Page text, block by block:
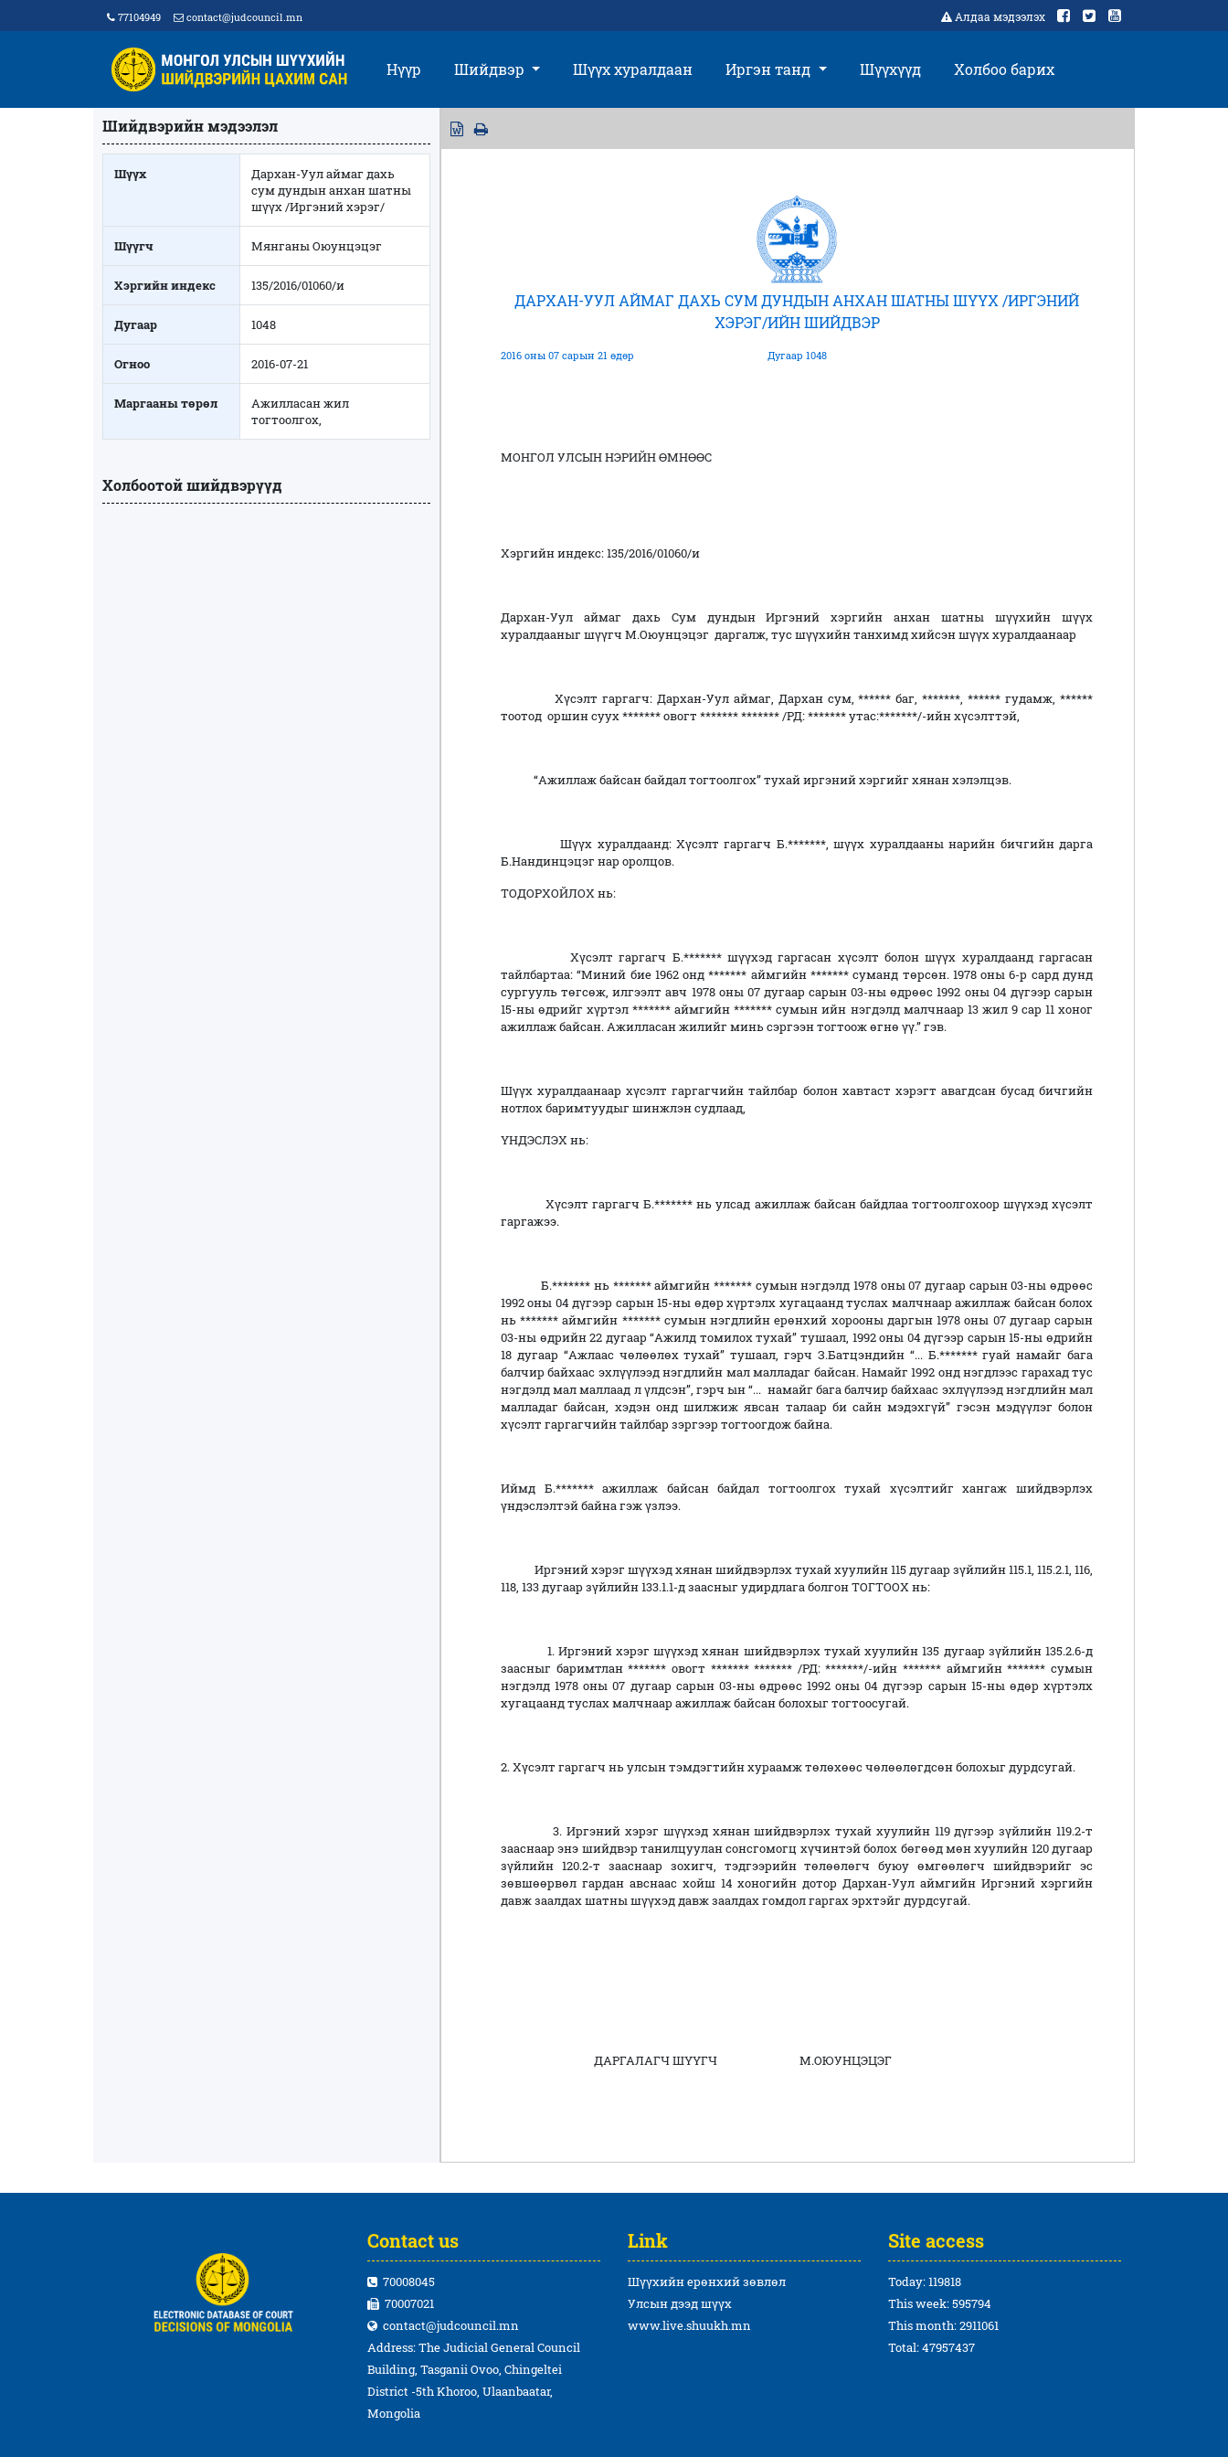
77104949 contact@judcouncil.mn Алдаа мэдээлэх
Нүүр Шийдвэр Шүүх хуралдаан Иргэн танд Шүүхүүд Холбоо барих
Шийдвэрийн мэдээлэл
Шүүх
Дархан-Уул аймаг дахь
сум дундын анхан шатны
шүүх /Иргэний хэрэг/
Шүүгч Мянганы Оюунцэцэг
Хэргийн индекс 135/2016/01060/и
Дугаар 1048
Огноо 2016-07-21
Маргааны төрөл
Ажилласан жил
тогтоолгох,
Холбоотой шийдвэрүүд
ДАРХАН-УУЛ АЙМАГ ДАХЬ СУМ ДУНДЫН АНХАН ШАТНЫ ШҮҮХ /ИРГЭНИЙ
ХЭРЭГ/ИЙН ШИЙДВЭР
2016 оны 07 сарын 21 өдөр Дугаар 1048
МОНГОЛ УЛСЫН НЭРИЙН ӨМНӨӨС
Хэргийн индекс: 135/2016/01060/и
Дархан-Уул аймаг дахь Сум дундын Иргэний хэргийн анхан шатны шүүхийн шүүх
хуралдааныг шүүгч М.Оюунцэцэг даргалж, тус шүүхийн танхимд хийсэн шүүх хуралдаанаар
Хүсэлт гаргагч: Дархан-Уул аймаг, Дархан сум, ****** баг, *******, ****** гудамж, ******
тоотод оршин суух ******* овогт ******* ******* /РД: ******* утас:*******/-ийн хүсэлттэй,
“Ажиллаж байсан байдал тогтоолгох” тухай иргэний хэргийг хянан хэлэлцэв.
Шүүх хуралдаанд: Хүсэлт гаргагч Б.*******, шүүх хуралдааны нарийн бичгийн дарга
Б.Нандинцэцэг нар оролцов.
ТОДОРХОЙЛОХ нь:
Хүсэлт гаргагч Б.******* шүүхэд гаргасан хүсэлт болон шүүх хуралдаанд гаргасан
тайлбартаа: “Миний бие 1962 онд ******* аймгийн ******* суманд төрсөн. 1978 оны 6-р сард дунд
сургууль төгсөж, илгээлт авч 1978 оны 07 дугаар сарын 03-ны өдрөөс 1992 оны 04 дүгээр сарын
15-ны өдрийг хүртэл ******* аймгийн ******* сумын ийн нэгдэлд малчнаар 13 жил 9 сар 11 хоног
ажиллаж байсан. Ажилласан жилийг минь сэргээн тогтоож өгнө үү.” гэв.
Шүүх хуралдаанаар хүсэлт гаргагчийн тайлбар болон хавтаст хэрэгт авагдсан бусад бичгийн
нотлох баримтуудыг шинжлэн судлаад,
ҮНДЭСЛЭХ нь:
Хүсэлт гаргагч Б.******* нь улсад ажиллаж байсан байдлаа тогтоолгохоор шүүхэд хүсэлт
гаргажээ.
Б.******* нь ******* аймгийн ******* сумын нэгдэлд 1978 оны 07 дугаар сарын 03-ны өдрөөс
1992 оны 04 дүгээр сарын 15-ны өдөр хүртэлх хугацаанд туслах малчнаар ажиллаж байсан болох
нь ******* аймгийн ******* сумын нэгдлийн ерөнхий хорооны даргын 1978 оны 07 дугаар сарын
03-ны өдрийн 22 дугаар “Ажилд томилох тухай” тушаал, 1992 оны 04 дүгээр сарын 15-ны өдрийн
18 дугаар “Ажлаас чөлөөлөх тухай” тушаал, гэрч З.Батцэндийн “... Б.******* гуай намайг бага
балчир байхаас эхлүүлээд нэгдлийн мал малладаг байсан. Намайг 1992 онд нэгдлээс гарахад тус
нэгдэлд мал маллаад л үлдсэн”, гэрч ын “... намайг бага балчир байхаас эхлүүлээд нэгдлийн мал
малладаг байсан, хэдэн онд шилжиж явсан талаар би сайн мэдэхгүй” гэсэн мэдүүлэг болон
хүсэлт гаргагчийн тайлбар зэргээр тогтоогдож байна.
Иймд Б.******* ажиллаж байсан байдал тогтоолгох тухай хүсэлтийг хангаж шийдвэрлэх
үндэслэлтэй байна гэж үзлээ.
Иргэний хэрэг шүүхэд хянан шийдвэрлэх тухай хуулийн 115 дугаар зүйлийн 115.1, 115.2.1, 116,
118, 133 дугаар зүйлийн 133.1.1-д заасныг удирдлага болгон ТОГТООХ нь:
1. Иргэний хэрэг шүүхэд хянан шийдвэрлэх тухай хуулийн 135 дугаар зүйлийн 135.2.6-д
заасныг баримтлан ******* овогт ******* ******* /РД: *******/-ийн ******* аймгийн ******* сумын
нэгдэлд 1978 оны 07 дугаар сарын 03-ны өдрөөс 1992 оны 04 дүгээр сарын 15-ны өдөр хүртэлх
хугацаанд туслах малчнаар ажиллаж байсан болохыг тогтоосугай.
2. Хүсэлт гаргагч нь улсын тэмдэгтийн хураамж төлөхөөс чөлөөлөгдсөн болохыг дурдсугай.
3. Иргэний хэрэг шүүхэд хянан шийдвэрлэх тухай хуулийн 119 дүгээр зүйлийн 119.2-т
зааснаар энэ шийдвэр танилцуулан сонсгомогц хүчинтэй болох бөгөөд мөн хуулийн 120 дугаар
зүйлийн 120.2-т зааснаар зохигч, тэдгээрийн төлөөлөгч буюу өмгөөлөгч шийдвэрийг эс
зөвшөөрвөл гардан авснаас хойш 14 хоногийн дотор Дархан-Уул аймгийн Иргэний хэргийн
давж заалдах шатны шүүхэд давж заалдах гомдол гаргах эрхтэйг дурдсугай.
ДАРГАЛАГЧ ШҮҮГЧ М.ОЮУНЦЭЦЭГ
Contact us
70008045
70007021
contact@judcouncil.mn
Address: The Judicial General Council
Building, Tasganii Ovoo, Chingeltei
District -5th Khoroo, Ulaanbaatar,
Mongolia
Link
Шүүхийн ерөнхий зөвлөл
Улсын дээд шүүх
www.live.shuukh.mn
Site access
Today: 119818
This week: 595794
This month: 2911061
Total: 47957437